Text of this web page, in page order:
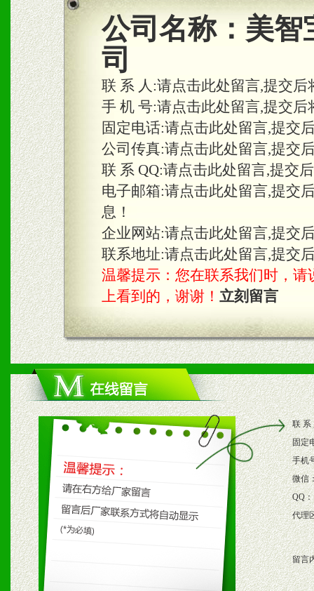
2、区域独家经营；建立区
合作关系。
三、物料及媒体
1、免费提供体验及宣传彩
2、不定期在各大知名网站
知名度和影响力。
3、根据地方实际情况提供
具。
四、市场操作及支持
1、根据区域市场协助制定
2、根据具体情况公司给予
3、根据市场需要，派驻区
保产品顺利销售。
4、根据市场情况公司给予
购支持。
五、退换货制度
公司名称： 美智
司
联 系 人:请点击此处留言,提交
手 机 号:请点击此处留言,提交
固定电话:请点击此处留言,提交
公司传真:请点击此处留言,提交
联 系 QQ:请点击此处留言,提交
电子邮箱:请点击此处留言,提交
息！
企业网站:请点击此处留言,提交
联系地址:请点击此处留言,提交
温馨提示：您在联系我们时，请
上看到的，谢谢！ 立刻留言
联 系
固定
手机
微信
QQ：
代理
留言